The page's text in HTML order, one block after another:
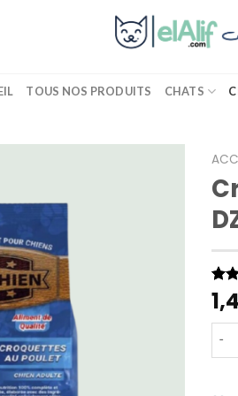
TOUS NOS PRODUITS CHATS
Noté
4.00
5
sur
1